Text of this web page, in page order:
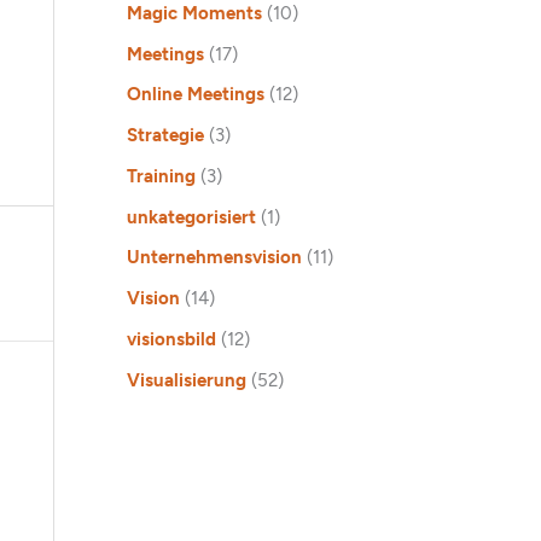
Magic Moments(10)
Meetings(17)
Online Meetings(12)
Strategie(3)
Training(3)
unkategorisiert(1)
Unternehmensvision (11)
Vision (14)
visionsbild (12)
Visualisierung(52)